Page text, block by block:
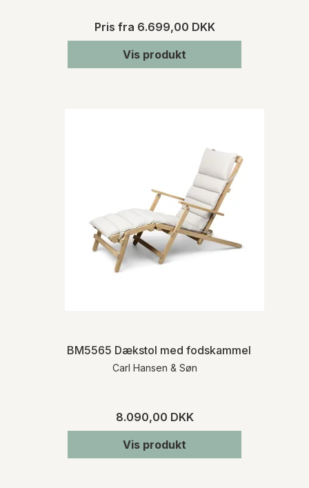
Pris fra 6.699,00 DKK
Vis produkt
BM5565 Dækstol med fodskammel & hynde
Carl Hansen & Søn
8.090,00 DKK
Vis produkt